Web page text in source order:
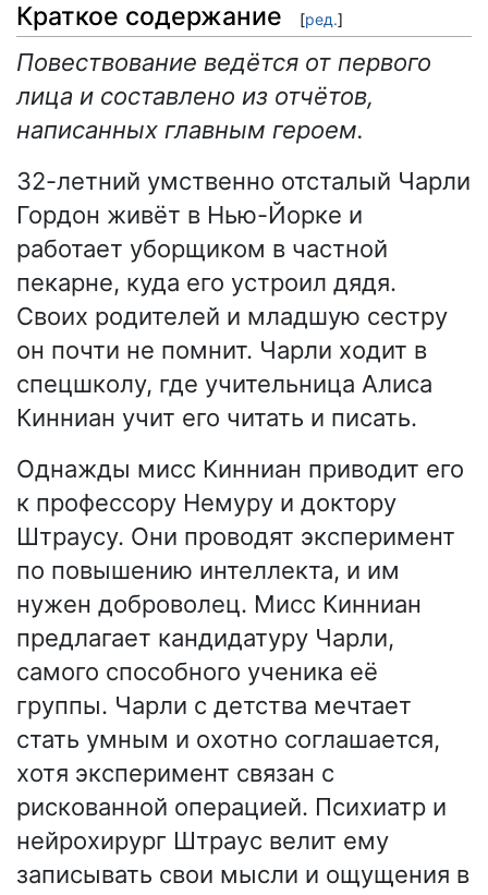
Краткое содержание [ред.]
Повествование ведётся от первого
лица и составлено из отчётов,
написанных главным героем.
32-летний умственно отсталый Чарли
Гордон живёт в Нью-Йорке и
работает уборщиком в частной
пекарне, куда его устроил дядя.
Своих родителей и младшую сестру
он почти не помнит. Чарли ходит в
спецшколу, где учительница Алиса
Кинниан учит его читать и писать.
Однажды мисс Кинниан приводит его
к профессору Немуру и доктору
Штраусу. Они проводят эксперимент
по повышению интеллекта, и им
нужен доброволец. Мисс Кинниан
предлагает кандидатуру Чарли,
самого способного ученика её
группы. Чарли с детства мечтает
стать умным и охотно соглашается,
хотя эксперимент связан с
рискованной операцией. Психиатр и
нейрохирург Штраус велит ему
записывать свои мысли и ощущения в